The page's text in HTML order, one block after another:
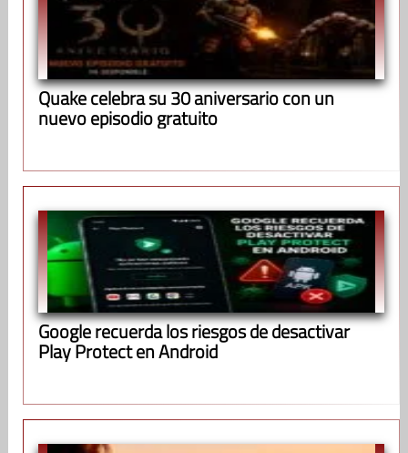
Quake celebra su 30 aniversario con un
nuevo episodio gratuito
Google recuerda los riesgos de desactivar
Play Protect en Android